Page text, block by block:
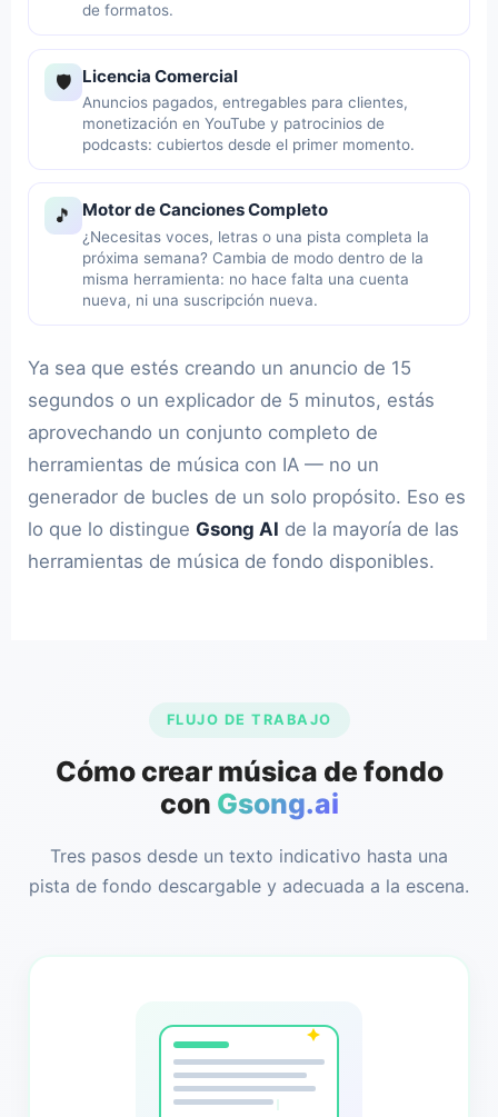
de formatos.
🛡️ Licencia Comercial
Anuncios pagados, entregables para clientes,
monetización en YouTube y patrocinios de
podcasts: cubiertos desde el primer momento.
🎵 Motor de Canciones Completo
¿Necesitas voces, letras o una pista completa la
próxima semana? Cambia de modo dentro de la
misma herramienta: no hace falta una cuenta
nueva, ni una suscripción nueva.
Ya sea que estés creando un anuncio de 15
segundos o un explicador de 5 minutos, estás
aprovechando un conjunto completo de
herramientas de música con IA — no un
generador de bucles de un solo propósito. Eso es
lo que lo distingue Gsong AI de la mayoría de las
herramientas de música de fondo disponibles.
FLUJO DE TRABAJO
Cómo crear música de fondo
con Gsong.ai
Tres pasos desde un texto indicativo hasta una
pista de fondo descargable y adecuada a la escena.